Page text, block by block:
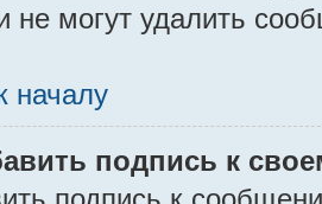
не могут удалить
началу
подпись к